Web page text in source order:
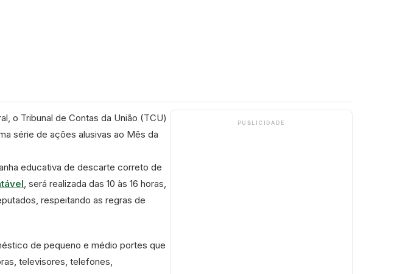
o Tribunal de Contas da União (TCU)
série de ações alusivas ao Mês da
educativa de descarte correto de
, será realizada das 10 às 16 horas,
respeitando as regras de
de pequeno e médio portes que
televisores, telefones,
PUBLICIDADE